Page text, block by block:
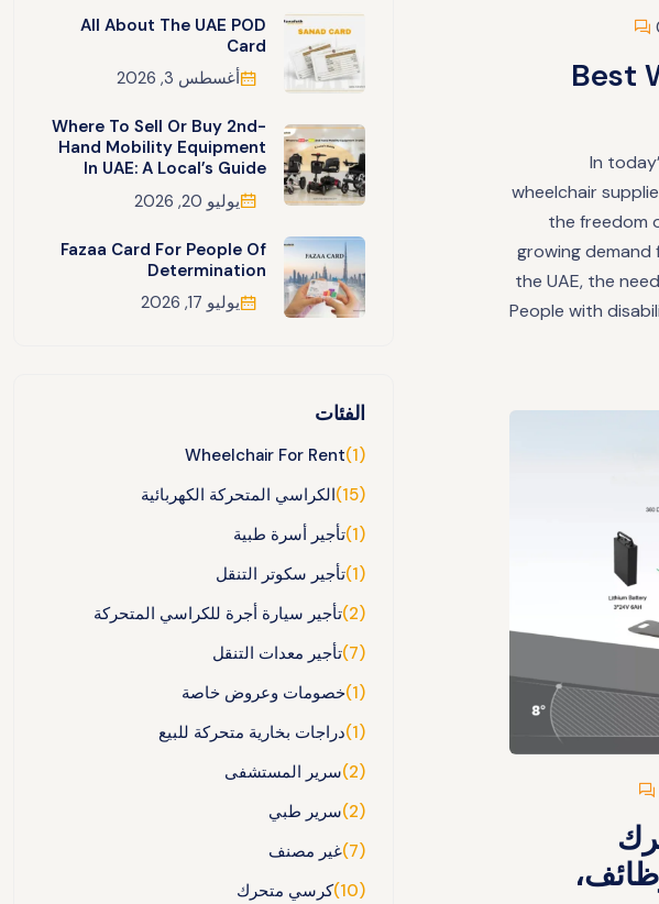
Best
In
wheelchair
the freedom
growing
the UAE, the
People with
All About The UAE POD
Card
أغسطس 3, 2026
Where To Sell Or Buy 2nd-
Hand Mobility Equipment
In UAE: A Local’s Guide
يوليو 20, 2026
Fazaa Card For People Of
Determination
يوليو 17, 2026
الفئات
Wheelchair For Rent
(1)
الكراسي المتحركة الكهربائية
(15)
تأجير أسرة طبية
(1)
تأجير سكوتر التنقل
(1)
تأجير سيارة أجرة للكراسي المتحركة
(2)
تأجير معدات التنقل
(7)
خصومات وعروض خاصة
(1)
دراجات بخارية متحركة للبيع
(1)
سرير المستشفى
(2)
سرير طبي
(2)
غير مصنف
(7)
كرسي متحرك
(10)